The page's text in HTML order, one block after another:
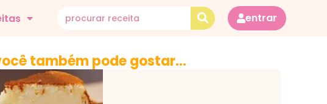
entrar
também pode gostar...